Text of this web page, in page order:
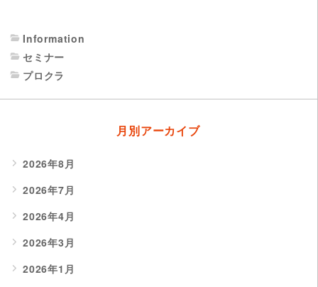
Information
セミナー
プロクラ
月別アーカイブ
2026年8月
2026年7月
2026年4月
2026年3月
2026年1月